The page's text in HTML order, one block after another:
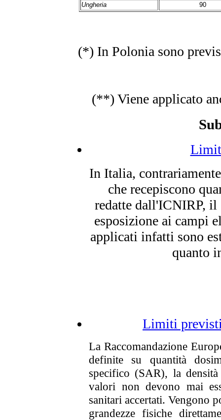
Ungheria
90
(*) In Polonia sono
(**) Viene applicato
In Italia,
che recepiscono
redatte dall'ICNIRP, il
esposizione ai campi
applicati infatti sono
quanto
Limiti
La Raccomandazione
definite su quantità
specifico (SAR), la
valori non devono mai
sanitari accertati. Vengono
grandezze fisiche